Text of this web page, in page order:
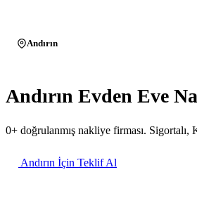
Andırın
Andırın Evden Eve
0+ doğrulanmış nakliye firması.
Andırın İçin Teklif Al